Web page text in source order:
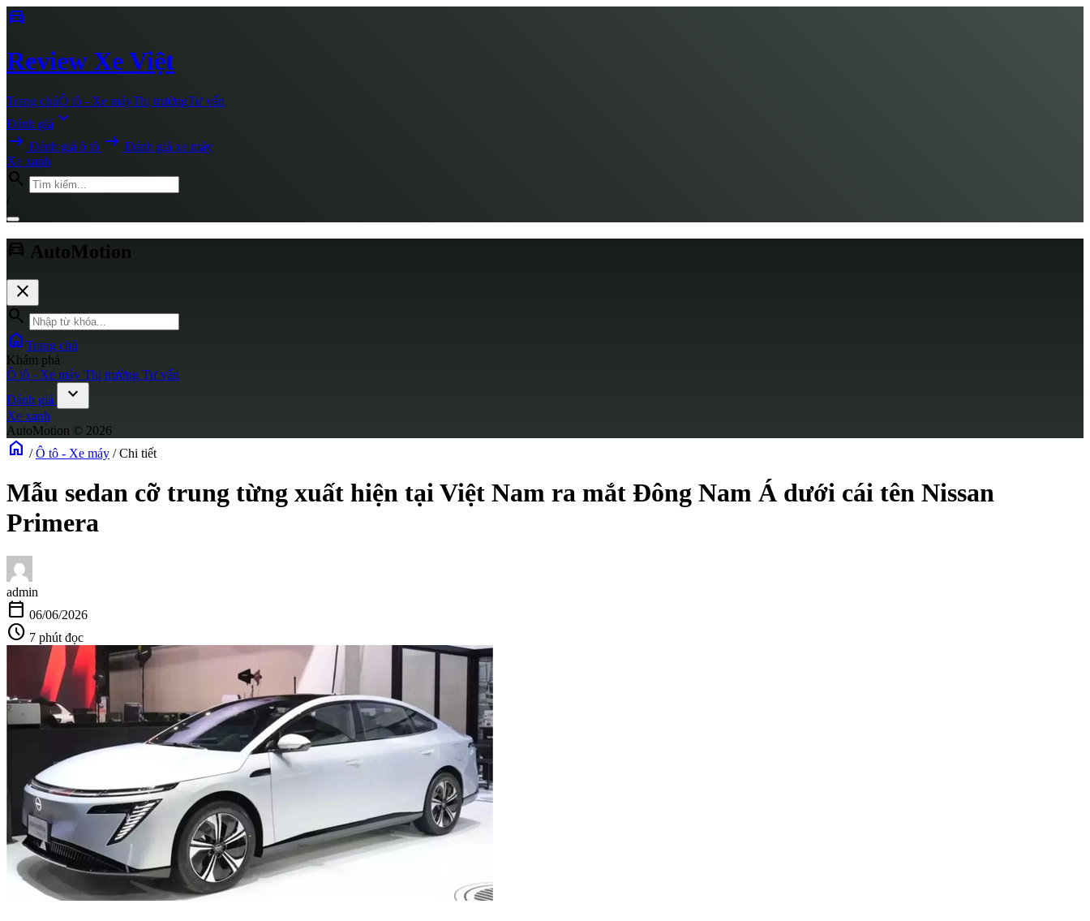
directions_car
Review Xe Việt
Trang chủÔ tô - Xe máyThị trườngTư vấn
Đánh giá expand_more
arrow_right_alt Đánh giá ô tô arrow_right_alt Đánh giá xe máy
Xe xanh
search
directions_car AutoMotion
close
search
home Trang chủ
Khám phá
Ô tô - Xe máy Thị trường Tư vấn
Đánh giá
expand_more
Xe xanh
AutoMotion © 2026
home / Ô tô - Xe máy / Chi tiết
Mẫu sedan cỡ trung từng xuất hiện tại Việt Nam ra mắt Đông Nam Á dưới cái tên Nissan
Primera
admin
calendar_today 06/06/2026
schedule 7 phút đọc